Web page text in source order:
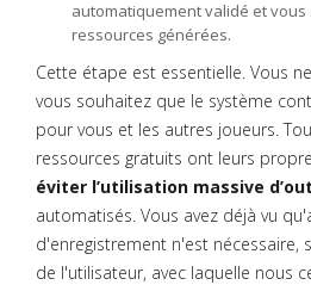
automatiquement validé et vous
ressources générées.
Cette étape est essentielle. Vous
vous souhaitez que le système
pour vous et les autres joueurs.
ressources gratuits ont leurs
éviter l’utilisation massive
automatisés. Vous avez déjà vu
d'enregistrement n'est nécessaire,
de l'utilisateur, avec laquelle nous